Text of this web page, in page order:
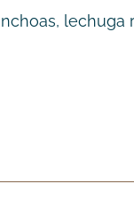
lechuga